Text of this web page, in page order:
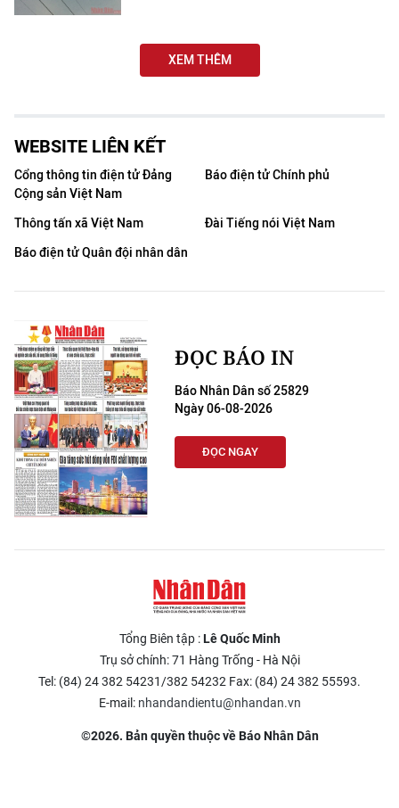
Media Pháp luật
Media Thể thao
Media Giáo dục
Media Y tế
Media Khoa học - Công nghệ
Media Môi trường
Ảnh
Infographic
TIN MỚI
TIN ĐỊA PHƯƠNG
Trung du và miền núi phía Bắc
Đồng bằng sông Hồng
Duyên hải Nam Trung Bộ và Tây
Đông Nam Bộ
Đồng bằng sông Cửu Long
XEM THÊM
WEBSITE LIÊN KẾT
Cổng thông tin điện tử Đảng
Cộng sản Việt Nam
Báo điện tử Chính phủ
Thông tấn xã Việt Nam
Đài Tiếng nói Việt Nam
Báo điện tử Quân đội nhân dân
ĐỌC BÁO IN
Báo Nhân Dân số 25829
Ngày 06-08-2026
ĐỌC NGAY
Tổng Biên tập :Lê Quốc Minh
Trụ sở chính: 71 Hàng Trống - Hà Nội
Tel: (84) 24 382 54231/382 54232 Fax: (84) 24 382 55593.
E-mail: nhandandientu@nhandan.vn
©2026. Bản quyền thuộc về Báo Nhân Dân